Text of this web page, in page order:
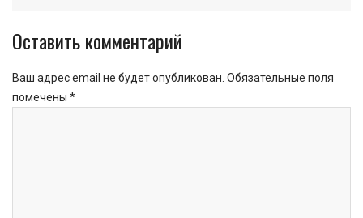
Оставить комментарий
Ваш адрес email не будет опубликован. Обязательные поля
помечены *